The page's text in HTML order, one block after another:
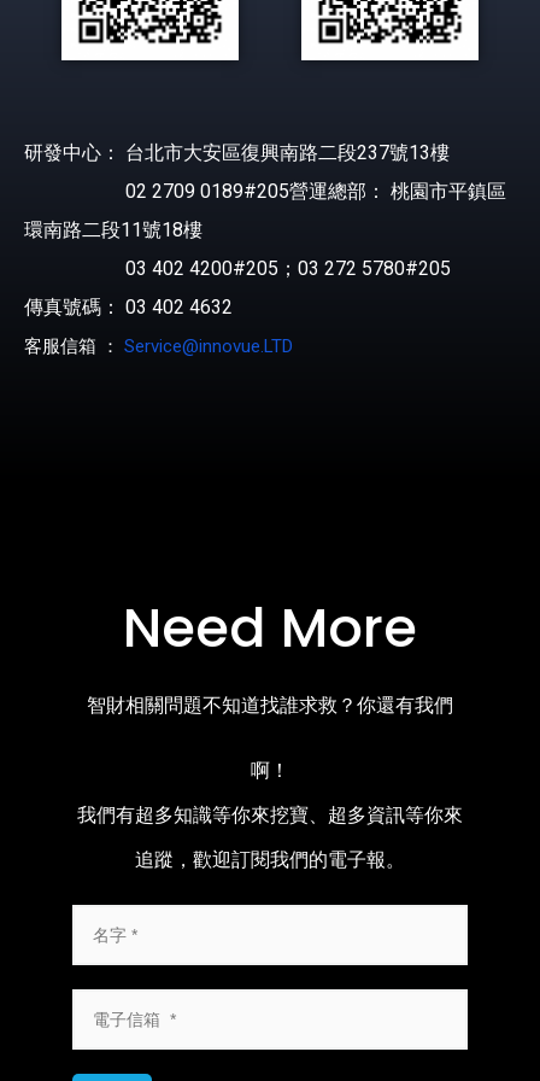
研發中心： 台北市大安區復興南路二段237號13樓
02 2709 0189#205營運總部： 桃園市平鎮區
環南路二段11號18樓
03 402 4200#205；03 272 5780#205
傳真號碼： 03 402 4632
客服信箱 ： Service@innovue.LTD
Need More
智財相關問題不知道找誰求救？你還有我們
啊！
我們有超多知識等你來挖寶、超多資訊等你來
追蹤，歡迎訂閱我們的電子報。